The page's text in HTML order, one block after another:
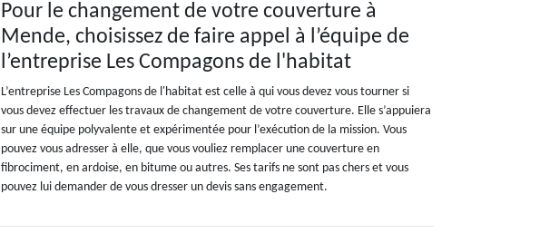
Pour le changement de votre couverture à
Mende, choisissez de faire appel à l’équipe de
l’entreprise Les Compagons de l'habitat
L’entreprise Les Compagons de l'habitat est celle à qui vous devez vous tourner si
vous devez effectuer les travaux de changement de votre couverture. Elle s’appuiera
sur une équipe polyvalente et expérimentée pour l’exécution de la mission. Vous
pouvez vous adresser à elle, que vous vouliez remplacer une couverture en
fibrociment, en ardoise, en bitume ou autres. Ses tarifs ne sont pas chers et vous
pouvez lui demander de vous dresser un devis sans engagement.